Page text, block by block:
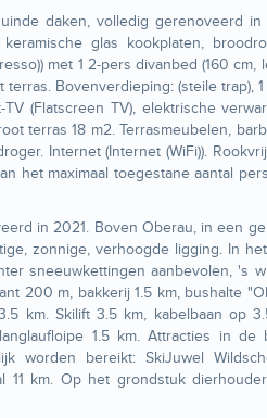
daken, volledig gerenoveerd in
glas kookplaten,
met 1 2-pers divanbed (160 cm,
Bovenverdieping: (steile trap),
(Flatscreen TV), elektrische
terras 18 m2. Terrasmeubelen,
Internet (Internet (WiFi)).
het maximaal toegestane aantal
in 2021. Boven Oberau, in een
zonnige, verhoogde ligging. In
sneeuwkettingen aanbevolen, 's
200 m, bakkerij 1.5 km, bushalte
km. Skilift 3.5 km, kabelbaan op
1.5 km. Attracties in de
worden bereikt: SkiJuwel
11 km. Op het grondstuk